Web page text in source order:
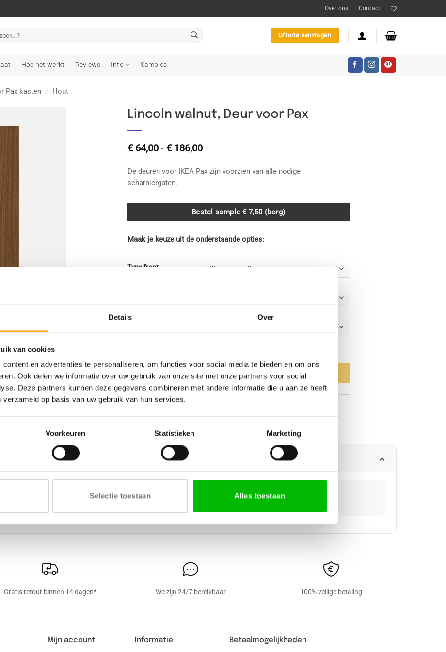
Details Over
van cookies
en advertenties te personaliseren, om functies voor social media te bieden en om ons
Ook delen we informatie over uw gebruik van onze site met onze partners voor social
Deze partners kunnen deze gegevens combineren met andere informatie die u aan ze heeft
verzameld op basis van uw gebruik van hun services.
Voorkeuren Statistieken Marketing
Selectie toestaan Alles toestaan
Over ons Contact
Offerte aanvragen
Hoe het werkt Reviews Info Samples
Pax kasten / Hout
Lincoln walnut, Deur voor Pax
€ 64,00 - € 186,00Prijsklasse:
tot
€ 186,00
De deuren voor IKEA Pax zijn voorzien van alle nodige
scharniergaten.
Bestel sample € 7,50 (borg)
Maak je keuze uit de onderstaande opties:
Type front
Toevoegen aan winkelwagen
SKU: N/B
Categorieën:Deuren voor Pax kasten,Garderobekasten,Hout
VERKRIJGBARE DIKTE
Gratis retour binnen 14 dagen* We zijn 24/7 bereikbaar 100% veilige betaling
Mijn account
Informatie
Betaalmogelijkheden